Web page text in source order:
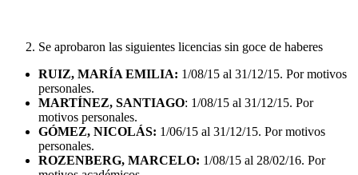
Se aprobaron las siguientes licencias sin goce de haberes
RUIZ, MARÍA EMILIA: 1/08/15 al 31/12/15. Por motivos
personales.
MARTÍNEZ, SANTIAGO: 1/08/15 al 31/12/15. Por
motivos personales.
GÓMEZ, NICOLÁS: 1/06/15 al 31/12/15. Por motivos
personales.
ROZENBERG, MARCELO: 1/08/15 al 28/02/16. Por